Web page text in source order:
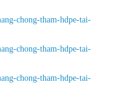
chong-tham-hdpe-tai-
chong-tham-hdpe-tai-
chong-tham-hdpe-tai-